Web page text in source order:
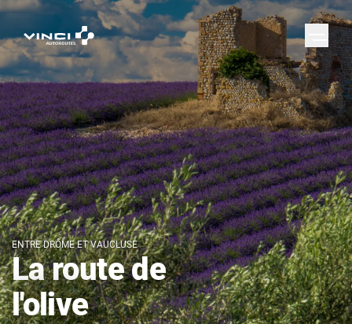
ENTRE DRÔME ET VAUCLUSE
La route de
l'olive